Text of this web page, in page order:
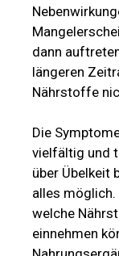
dann
längeren
Nährstoffe
Die
vielfältig und
über Übelkeit
alles möglich.
welche
einnehmen